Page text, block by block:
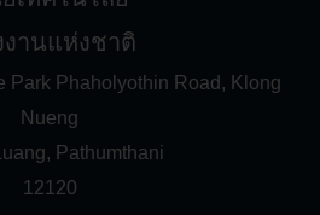
งานแห่งชาติ
Park Phaholyothin Road, Klong
Nueng
Pathumthani
12120